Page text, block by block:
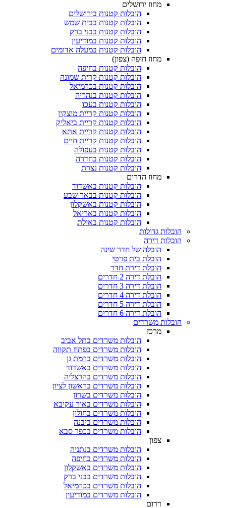
הובלות קטנות בירושלים
הובלות קטנות בבית שמש
הובלות קטנות בבני ברק
הובלות קטנות במודיעין
הובלות קטנות במעלה אדומים
מחוז חיפה (צפון)
הובלות קטנות בחיפה
הובלות קטנות קרית שמונה
הובלות קטנות בכרמיאל
הובלות קטנות בנהריה
הובלות קטנות בעכו
הובלות קטנות קריית מוצקין
הובלות קטנות קריית ביאליק
הובלות קטנות קריית אתא
הובלות קטנות קריית חיים
הובלות קטנות בעפולה
הובלות קטנות בחדרה
הובלות קטנות נצרת
הובלות קטנות באשדוד
הובלות קטנות בבאר שבע
הובלות קטנות באשקלון
הובלות קטנות באריאל
הובלות קטנות באילת
גדולות
הובלה של חדר שינה
הובלת בית פרטי
הובלת דירת חדר
משרדים
הובלות משרדים בתל אביב
הובלות משרדים בפתח תקווה
הובלות משרדים ברמת גן
הובלות משרדים באשדוד
הובלות משרדים בהרצליה
הובלות משרדים בראשון לציון
הובלות משרדים בשרון
הובלות משרדים באור עקיבא
הובלות משרדים בחולון
הובלות משרדים ביבנה
הובלות משרדים בכפר סבא
הובלות משרדים בנתניה
הובלות משרדים בחיפה
הובלות משרדים באשקלון
הובלות משרדים בבני ברק
הובלות משרדים בכרמיאל
הובלות משרדים במודיעין